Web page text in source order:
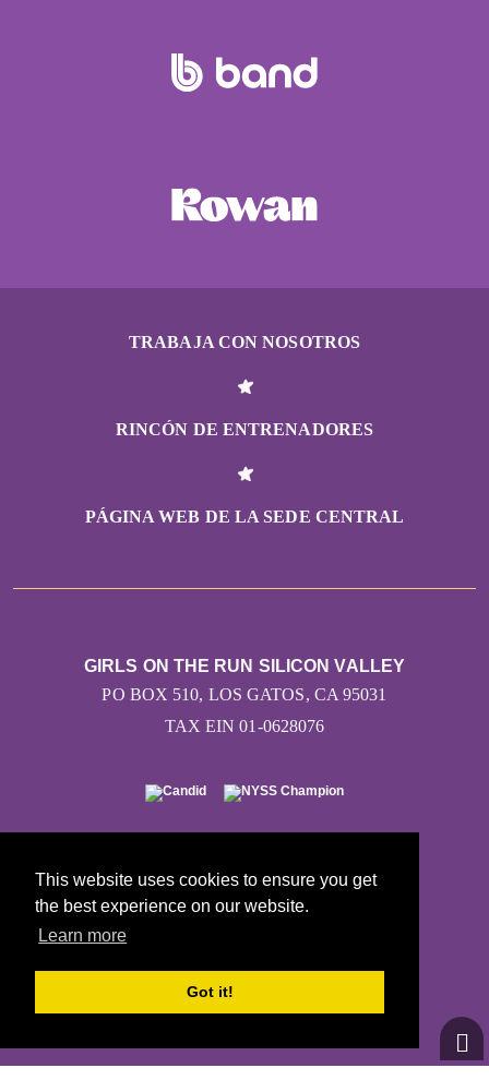
This website uses cookies to ensure you get
the best experience on our website.
Learn more
Got it!
TRABAJA CON NOSOTROS
RINCÓN DE ENTRENADORES
PÁGINA WEB DE LA SEDE CENTRAL
INFO@GOTRSV.ORG
(800) 524-1925
GIRLS ON THE RUN SILICON VALLEY
PO BOX 510, LOS GATOS, CA 95031
TAX EIN 01-0628076